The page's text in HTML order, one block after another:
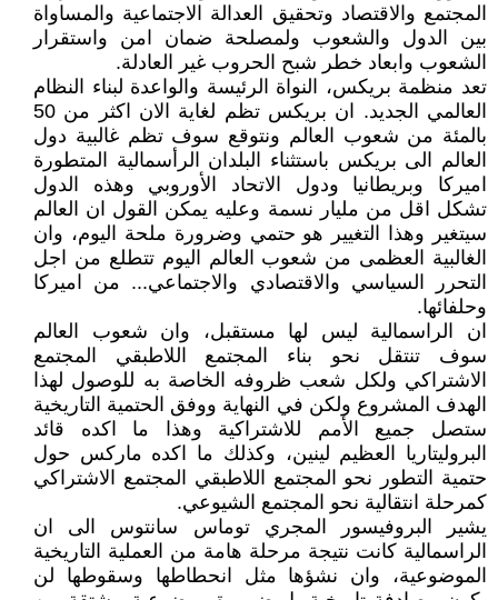
المجتمع والاقتصاد وتحقيق العدالة الاجتماعية والمساواة
بين الدول والشعوب ولمصلحة ضمان امن واستقرار
الشعوب وابعاد خطر شبح الحروب غير العادلة.
تعد منظمة بريكس، النواة الرئيسة والواعدة لبناء النظام
العالمي الجديد. ان بريكس تظم لغاية الان اكثر من 50
بالمئة من شعوب العالم ونتوقع سوف تظم غالبية دول
العالم الى بريكس باستثناء البلدان الرأسمالية المتطورة
اميركا وبريطانيا ودول الاتحاد الأوروبي وهذه الدول
تشكل اقل من مليار نسمة وعليه يمكن القول ان العالم
سيتغير وهذا التغيير هو حتمي وضرورة ملحة اليوم، وان
الغالبية العظمى من شعوب العالم اليوم تتطلع من اجل
التحرر السياسي والاقتصادي والاجتماعي... من اميركا
وحلفائها.
ان الراسمالية ليس لها مستقبل، وان شعوب العالم
سوف تنتقل نحو بناء المجتمع اللاطبقي المجتمع
الاشتراكي ولكل شعب ظروفه الخاصة به للوصول لهذا
الهدف المشروع ولكن في النهاية ووفق الحتمية التاريخية
ستصل جميع الأمم للاشتراكية وهذا ما اكده قائد
البروليتاريا العظيم لينين، وكذلك ما اكده ماركس حول
حتمية التطور نحو المجتمع اللاطبقي المجتمع الاشتراكي
كمرحلة انتقالية نحو المجتمع الشيوعي.
يشير البروفيسور المجري توماس سانتوس الى ان
الراسمالية كانت نتيجة مرحلة هامة من العملية التاريخية
الموضوعية، وان نشؤها مثل انحطاطها وسقوطها لن